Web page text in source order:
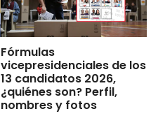
Fórmulas
vicepresidenciales de los
13 candidatos 2026,
¿quiénes son? Perfil,
nombres y fotos